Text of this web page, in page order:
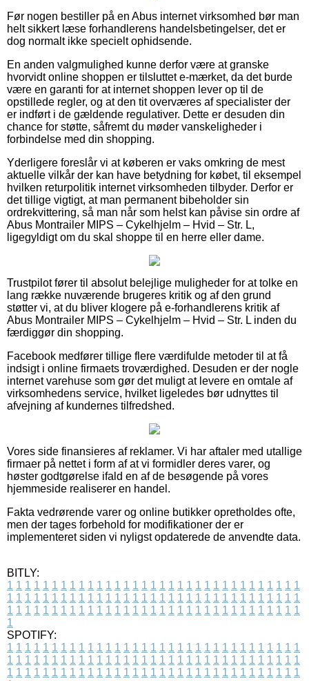
Før nogen bestiller på en Abus internet virksomhed bør man
helt sikkert læse forhandlerens handelsbetingelser, det er
dog normalt ikke specielt ophidsende.
En anden valgmulighed kunne derfor være at granske
hvorvidt online shoppen er tilsluttet e-mærket, da det burde
være en garanti for at internet shoppen lever op til de
opstillede regler, og at den tit overværes af specialister der
er indført i de gældende regulativer. Dette er desuden din
chance for støtte, såfremt du møder vanskeligheder i
forbindelse med din shopping.
Yderligere foreslår vi at køberen er vaks omkring de mest
aktuelle vilkår der kan have betydning for købet, til eksempel
hvilken returpolitik internet virksomheden tilbyder. Derfor er
det tillige vigtigt, at man permanent bibeholder sin
ordrekvittering, så man når som helst kan påvise sin ordre af
Abus Montrailer MIPS – Cykelhjelm – Hvid – Str. L,
ligegyldigt om du skal shoppe til en herre eller dame.
Trustpilot fører til absolut belejlige muligheder for at tolke en
lang række nuværende brugeres kritik og af den grund
støtter vi, at du bliver klogere på e-forhandlerens kritik af
Abus Montrailer MIPS – Cykelhjelm – Hvid – Str. L inden du
færdiggør din shopping.
Facebook medfører tillige flere værdifulde metoder til at få
indsigt i online firmaets troværdighed. Desuden er der nogle
internet varehuse som gør det muligt at levere en omtale af
virksomhedens service, hvilket ligeledes bør udnyttes til
afvejning af kundernes tilfredshed.
Vores side finansieres af reklamer. Vi har aftaler med utallige
firmaer på nettet i form af at vi formidler deres varer, og
høster godtgørelse ifald en af de besøgende på vores
hjemmeside realiserer en handel.
Fakta vedrørende varer og online butikker opretholdes ofte,
men der tages forbehold for modifikationer der er
implementeret siden vi nyligst opdaterede de anvendte data.
BITLY:
1 1 1 1 1 1 1 1 1 1 1 1 1 1 1 1 1 1 1 1 1 1 1 1 1 1 1 1 1 1 1 1 1
1 1 1 1 1 1 1 1 1 1 1 1 1 1 1 1 1 1 1 1 1 1 1 1 1 1 1 1 1 1 1 1 1
1 1 1 1 1 1 1 1 1 1 1 1 1 1 1 1 1 1 1 1 1 1 1 1 1 1 1 1 1 1 1 1 1
1
SPOTIFY:
1 1 1 1 1 1 1 1 1 1 1 1 1 1 1 1 1 1 1 1 1 1 1 1 1 1 1 1 1 1 1 1 1
1 1 1 1 1 1 1 1 1 1 1 1 1 1 1 1 1 1 1 1 1 1 1 1 1 1 1 1 1 1 1 1 1
1 1 1 1 1 1 1 1 1 1 1 1 1 1 1 1 1 1 1 1 1 1 1 1 1 1 1 1 1 1 1 1 1